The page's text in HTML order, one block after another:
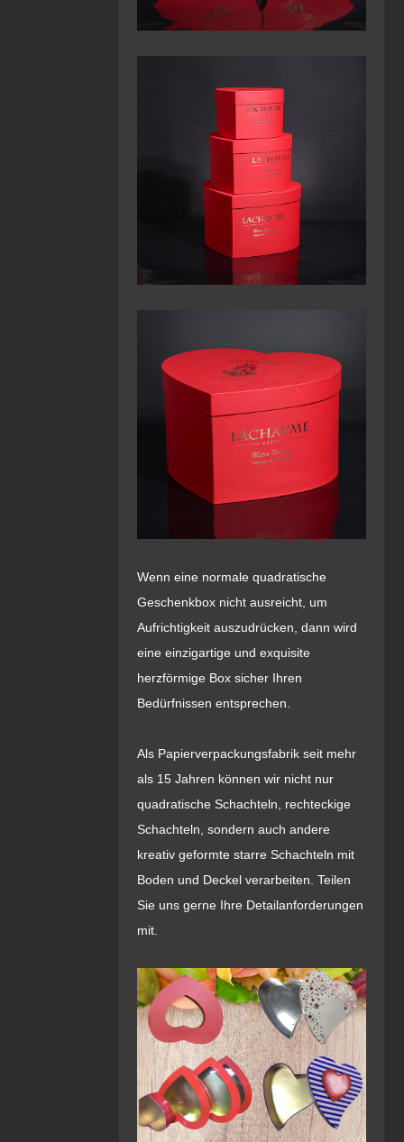
Wenn eine normale quadratische
Geschenkbox nicht ausreicht, um
Aufrichtigkeit auszudrücken, dann wird
eine einzigartige und exquisite
herzförmige Box sicher Ihren
Bedürfnissen entsprechen.
Als Papierverpackungsfabrik seit mehr
als 15 Jahren können wir nicht nur
quadratische Schachteln, rechteckige
Schachteln, sondern auch andere
kreativ geformte starre Schachteln mit
Boden und Deckel verarbeiten. Teilen
Sie uns gerne Ihre Detailanforderungen
mit.